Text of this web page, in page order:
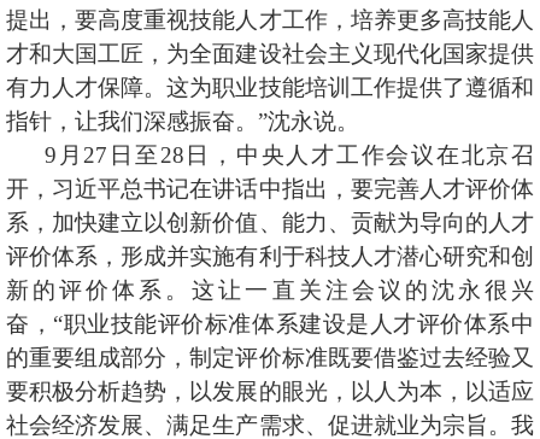
提出，要高度重视技能人才工作，培养更多高技能人
才和大国工匠，为全面建设社会主义现代化国家提供
有力人才保障。这为职业技能培训工作提供了遵循和
指针，让我们深感振奋。”沈永说。
9 月27日至28日，中央人才工作会议在北京召
开，习近平总书记在讲话中指出，要完善人才评价体
系，加快建立以创新价值、能力、贡献为导向的人才
评价体系，形成并实施有利于科技人才潜心研究和创
新的评价体系。这让一直关注会议的沈永很兴
奋，“职业技能评价标准体系建设是人才评价体系中
的重要组成部分，制定评价标准既要借鉴过去经验又
要积极分析趋势，以发展的眼光，以人为本，以适应
社会经济发展、满足生产需求、促进就业为宗旨。我